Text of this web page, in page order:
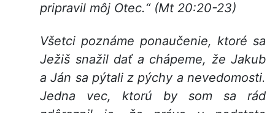
pripravil môj Otec.“ (Mt 20:20-23)
Všetci poznáme ponaučenie, ktoré sa
Ježiš snažil dať a chápeme, že Jakub
a Ján sa pýtali z pýchy a nevedomosti.
Jedna vec, ktorú by som sa rád